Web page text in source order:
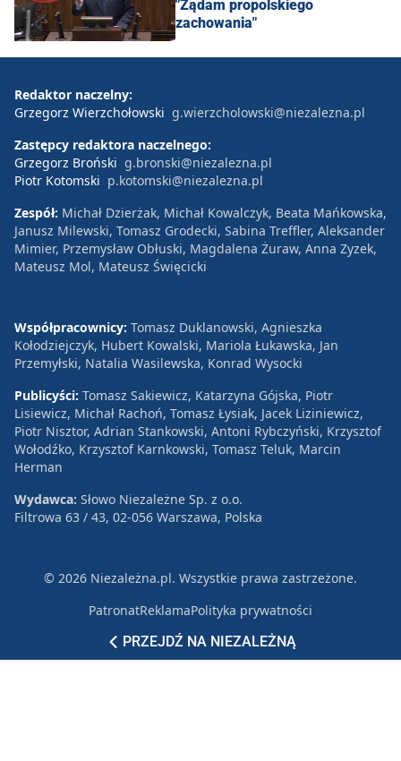
"Żądam propolskiego
zachowania"
PRZEJDŹ NA NIEZALEŻNĄ
Redaktor naczelny:
Grzegorz Wierzchołowski g.wierzcholowski@niezalezna.pl
Zastępcy redaktora naczelnego:
Grzegorz Broński g.bronski@niezalezna.pl
Piotr Kotomski p.kotomski@niezalezna.pl
Zespół: Michał Dzierżak, Michał Kowalczyk, Beata Mańkowska,
Janusz Milewski, Tomasz Grodecki, Sabina Treffler, Aleksander
Mimier, Przemysław Obłuski, Magdalena Żuraw, Anna Zyzek,
Mateusz Mol, Mateusz Święcicki
Współpracownicy: Tomasz Duklanowski, Agnieszka
Kołodziejczyk, Hubert Kowalski, Mariola Łukawska, Jan
Przemyłski, Natalia Wasilewska, Konrad Wysocki
Publicyści: Tomasz Sakiewicz, Katarzyna Gójska, Piotr
Lisiewicz, Michał Rachoń, Tomasz Łysiak, Jacek Liziniewicz,
Piotr Nisztor, Adrian Stankowski, Antoni Rybczyński, Krzysztof
Wołodźko, Krzysztof Karnkowski, Tomasz Teluk, Marcin
Herman
Wydawca: Słowo Niezależne Sp. z o.o.
Filtrowa 63 / 43, 02-056 Warszawa, Polska
© 2026 Niezależna.pl. Wszystkie prawa zastrzeżone.
PatronatReklamaPolityka prywatności